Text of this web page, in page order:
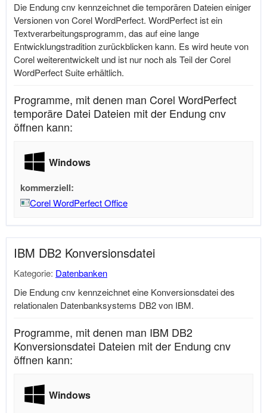
Die Endung cnv kennzeichnet die temporären Dateien einiger
Versionen von Corel WordPerfect. WordPerfect ist ein
Textverarbeitungsprogramm, das auf eine lange
Entwicklungstradition zurückblicken kann. Es wird heute von
Corel weiterentwickelt und ist nur noch als Teil der Corel
WordPerfect Suite erhältlich.
Programme, mit denen man Corel WordPerfect
temporäre Datei Dateien mit der Endung cnv
öffnen kann:
Windows
kommerziell:
Corel WordPerfect Office
IBM DB2 Konversionsdatei
Kategorie: Datenbanken
Die Endung cnv kennzeichnet eine Konversionsdatei des
relationalen Datenbanksystems DB2 von IBM.
Programme, mit denen man IBM DB2
Konversionsdatei Dateien mit der Endung cnv
öffnen kann:
Windows